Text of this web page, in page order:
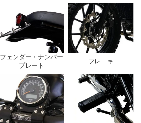
フェンダー・ナンバー
プレート
ブレーキ